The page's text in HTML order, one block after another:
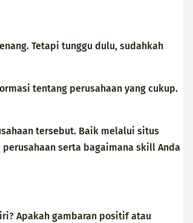
Tetapi tunggu dulu, sudahkah
tentang perusahaan yang cukup.
tersebut. Baik melalui situs
serta bagaimana skill Anda
Apakah gambaran positif atau